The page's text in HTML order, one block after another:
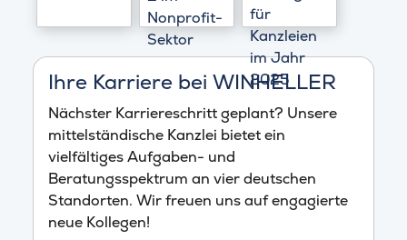
Ihre Karriere bei WINHELLER
Nächster Karriereschritt geplant? Unsere
mittelständische Kanzlei bietet ein
vielfältiges Aufgaben- und
Beratungsspektrum an vier deutschen
Standorten. Wir freuen uns auf engagierte
neue Kollegen!